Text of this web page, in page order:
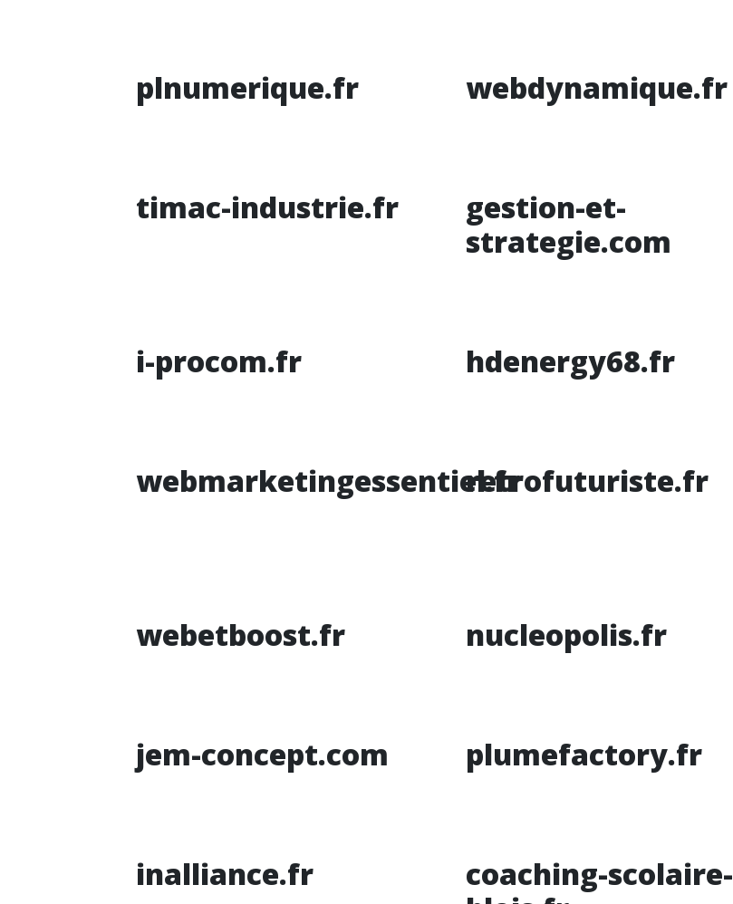
plnumerique.fr webdynamique.fr
timac-industrie.fr
gestion-et-
strategie.com
i-procom.fr hdenergy68.fr
webmarketingessentiel.frretrofuturiste.fr
webetboost.fr nucleopolis.fr
jem-concept.com plumefactory.fr
inalliance.fr
coaching-scolaire-